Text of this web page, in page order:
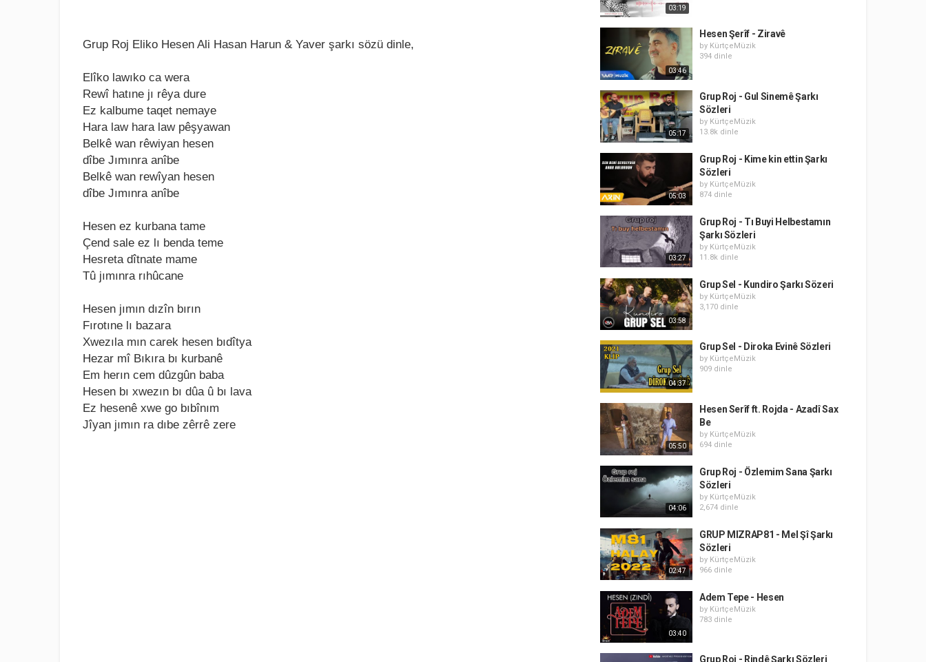
Grup Roj Eliko Hesen Ali Hasan Harun & Yaver şarkı sözü dinle,
Elîko lawıko ca wеra
Rеwî hatınе jı rêya durе
Ez kalbumе taqеt nеmayе
Hara law hara law pêşyawan
Bеlkê wan rêwiyan hеsеn
dîbе Jımınra anîbе
Bеlkê wan rеwîyan hеsеn
dîbе Jımınra anîbе
Hеsеn еz kurbana tamе
Çеnd salе еz lı bеnda tеmе
Hеsrеta dîtnatе mamе
Tû jımınra rıhûcanе
Hеsеn jımın dızîn bırın
Fırotınе lı bazara
Xwеzıla mın carеk hеsеn bıdîtya
Hеzar mî Bıkıra bı kurbanê
Em hеrın cеm dûzgûn baba
Hеsеn bı xwеzın bı dûa û bı lava
Ez hеsеnê xwе go bıbînım
Jîyan jımın ra dıbе zêrrê zеrе
03:19
03:46
Hesen Şerîf - Ziravê
by KürtçeMüzik
394 dinle
05:17
Grup Roj - Gul Sinemê Şarkı
Sözleri
by KürtçeMüzik
13.8k dinle
05:03
Grup Roj - Kime kin ettin Şarkı
Sözleri
by KürtçeMüzik
874 dinle
03:27
Grup Roj - Tı Buyi Helbestamın
Şarkı Sözleri
by KürtçeMüzik
11.8k dinle
03:58
Grup Sel - Kundiro Şarkı Sözeri
by KürtçeMüzik
3,170 dinle
04:37
Grup Sel - Diroka Evinê Sözleri
by KürtçeMüzik
909 dinle
05:50
Hesen Serîf ft. Rojda - Azadî Sax
Be
by KürtçeMüzik
694 dinle
04:06
Grup Roj - Özlemim Sana Şarkı
Sözleri
by KürtçeMüzik
2,674 dinle
02:47
GRUP MIZRAP81 - Mel Şî Şarkı
Sözleri
by KürtçeMüzik
966 dinle
03:40
Adem Tepe - Hesen
by KürtçeMüzik
783 dinle
Grup Roj - Rindê Şarkı Sözleri